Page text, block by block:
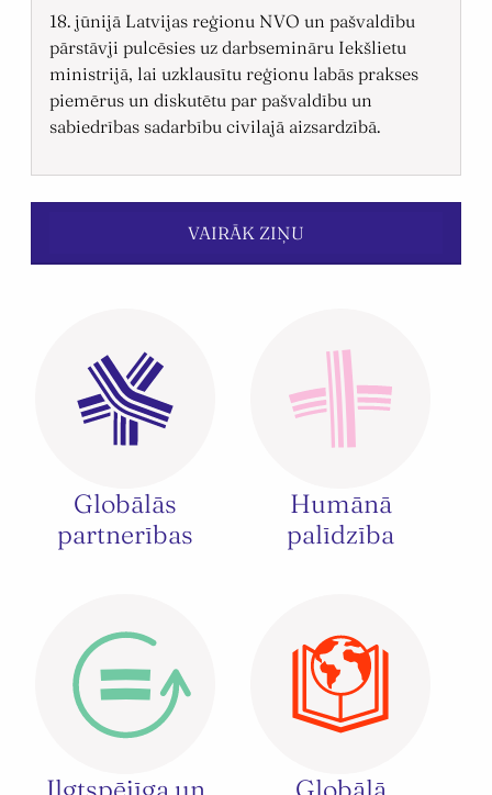
18. jūnijā Latvijas reģionu NVO un pašvaldību
pārstāvji pulcēsies uz darbsemināru Iekšlietu
ministrijā, lai uzklausītu reģionu labās prakses
piemērus un diskutētu par pašvaldību un
sabiedrības sadarbību civilajā aizsardzībā.
VAIRĀK ZIŅU
Globālās
partnerības
Humānā
palīdzība